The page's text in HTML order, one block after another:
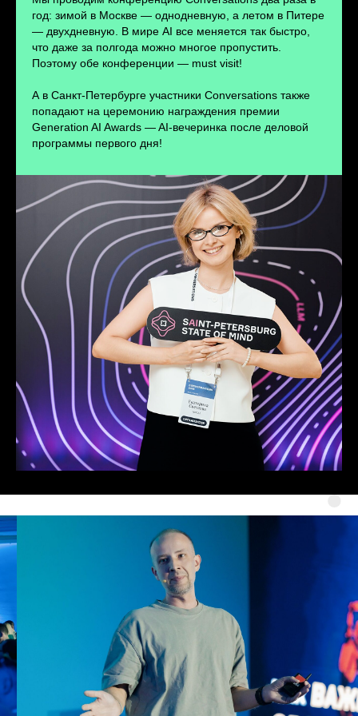
год: зимой в Москве — однодневную, а летом в Питере
— двухдневную. В мире AI все меняется так быстро,
что даже за полгода можно многое пропустить.
Поэтому обе конференции — must visit!
А в Санкт-Петербурге участники Conversations также
попадают на церемонию награждения премии
Generation AI Awards — AI-вечеринка после деловой
программы первого дня!
ПЕРЕЙТИ